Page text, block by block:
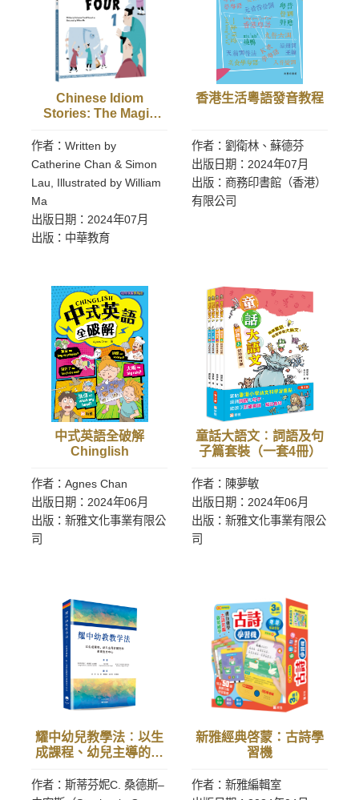
Chinese Idiom
Stories: The Magic
作者：Written by
Catherine Chan & Simon
Lau, Illustrated by William
Ma
出版日期：2024年07月
出版：中華教育
香港生活粵語發音教程
作者：劉衛林、蘇德芬
出版日期：2024年07月
出版：商務印書館（香港）
有限公司
中式英語全破解
Chinglish
作者：Agnes Chan
出版日期：2024年06月
出版：新雅文化事業有限公
司
童話大語文︰詞語及句
子篇套裝（一套4冊）
作者：陳夢敏
出版日期：2024年06月
出版：新雅文化事業有限公
司
耀中幼兒教學法︰以生
成課程、幼兒主導的探
體版）
作者：斯蒂芬妮C. 桑德斯–
新雅經典啓蒙：古詩學
習機
作者：新雅編輯室